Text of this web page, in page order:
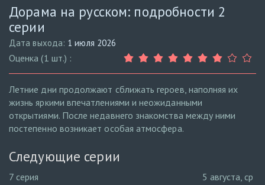
Дорама на русском: подробности 2
серии
Дата выхода: 1 июля 2026
Оценка (1 шт.) :
Летние дни продолжают сближать героев, наполняя их
жизнь яркими впечатлениями и неожиданными
открытиями. После недавнего знакомства между ними
постепенно возникает особая атмосфера.
Следующие серии
7 серия
5 августа, ср